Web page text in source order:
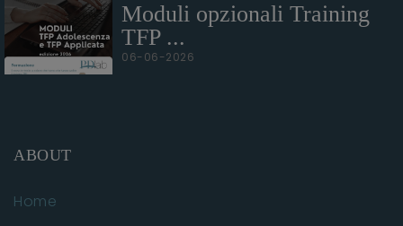
Moduli opzionali Training
TFP ...
06-06-2026
ABOUT
Home